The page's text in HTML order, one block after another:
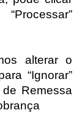
“Processar”
alterar o
“Ignorar”
Remessa